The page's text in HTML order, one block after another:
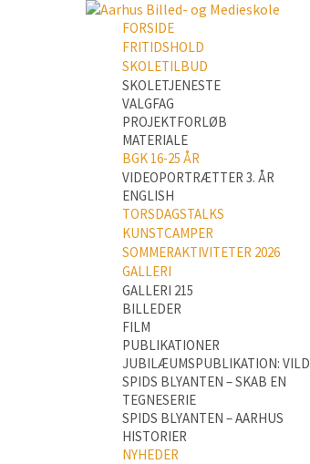
FORSIDE
FRITIDSHOLD
SKOLETILBUD
SKOLETJENESTE
VALGFAG
PROJEKTFORLØB
MATERIALE
BGK 16-25 ÅR
VIDEOPORTRÆTTER 3. ÅR
ENGLISH
TORSDAGSTALKS
KUNSTCAMPER
SOMMERAKTIVITETER 2026
GALLERI
GALLERI 215
BILLEDER
FILM
PUBLIKATIONER
JUBILÆUMSPUBLIKATION: VILD
SPIDS BLYANTEN – SKAB EN
TEGNESERIE
SPIDS BLYANTEN – AARHUS
HISTORIER
NYHEDER